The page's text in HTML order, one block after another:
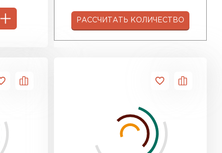
РАССЧИТАТЬ КОЛИЧЕСТВО